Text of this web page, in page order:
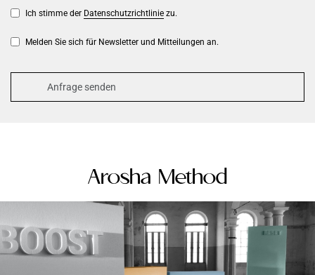
Ich stimme der Datenschutzrichtlinie zu.
Melden Sie sich für Newsletter und Mitteilungen an.
Arosha Method